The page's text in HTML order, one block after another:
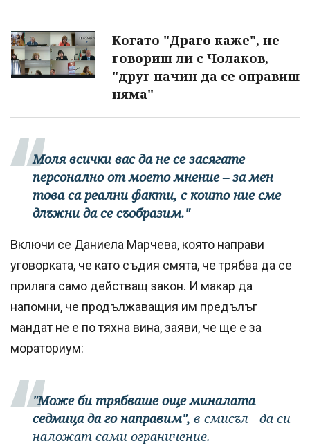
Когато "Драго каже", не
говориш ли с Чолаков,
"друг начин да се оправиш
няма"
Моля всички вас да не се засягате
персонално от моето мнение – за мен
това са реални факти, с които ние сме
длъжни да се съобразим."
Включи се Даниела Марчева, която направи
уговорката, че като съдия смята, че трябва да се
прилага само действащ закон. И макар да
напомни, че продължаващия им предълъг
мандат не е по тяхна вина, заяви, че ще е за
мораториум:
"Може би трябваше още миналата
седмица да го направим", в смисъл - да си
наложат сами ограничение.